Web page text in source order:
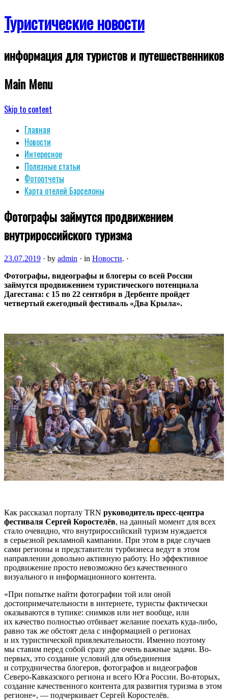
Туристические новости
информация для туристов и путешественников
Main Menu
Skip to content
Главная
Новости
Интересное
Полезные статьи
Фотоотчеты
Карта отелей Барселоны
Фотографы займутся продвижением
внутрироссийского туризма
23.07.2019 · by admin · in Новости. ·
Фотографы, видеографы и блогеры со всей России
займутся продвижением туристического потенциала
Дагестана: с 15 по 22 сентября в Дербенте пройдет
четвертый ежегодный фестиваль «Два Крыла».
Как рассказал порталу TRN руководитель пресс-центра
фестиваля Сергей Коростелёв, на данный момент для всех
стало очевидно, что внутрироссийский туризм нуждается
в серьезной рекламной кампании. При этом в ряде случаев
сами регионы и представители турбизнеса ведут в этом
направлении довольно активную работу. Но эффективное
продвижение просто невозможно без качественного
визуального и информационного контента.
«При попытке найти фотографии той или оной
достопримечательности в интернете, туристы фактически
оказываются в тупике: снимков или нет вообще, или
их качество полностью отбивает желание поехать куда-либо,
равно так же обстоят дела с информацией о регионах
и их туристической привлекательности. Именно поэтому
мы ставим перед собой сразу две очень важные задачи. Во-
первых, это создание условий для объединения
и сотрудничества блогеров, фотографов и видеографов
Северо-Кавказского региона и всего Юга России. Во-вторых,
создание качественного контента для развития туризма в этом
регионе», — подчеркивает Сергей Коростелёв.